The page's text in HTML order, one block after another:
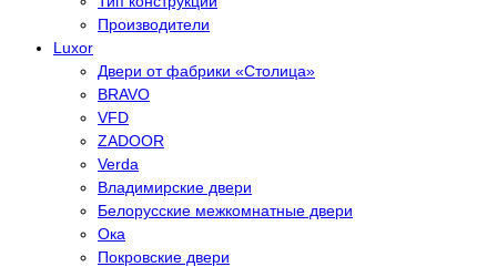
Производители
Luxor
Двери от фабрики «Столица»
BRAVO
VFD
ZADOOR
Verda
Владимирские двери
Белорусские межкомнатные двери
Ока
Покровские двери